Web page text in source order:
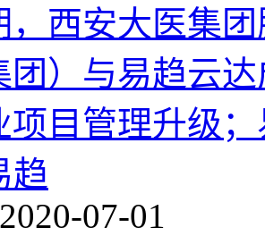
，西安大医集
团）与易趋云
项目管理升级
趋
07-01